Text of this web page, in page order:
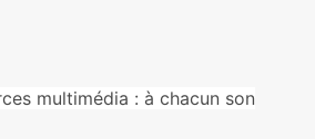
multimédia : à chacun son